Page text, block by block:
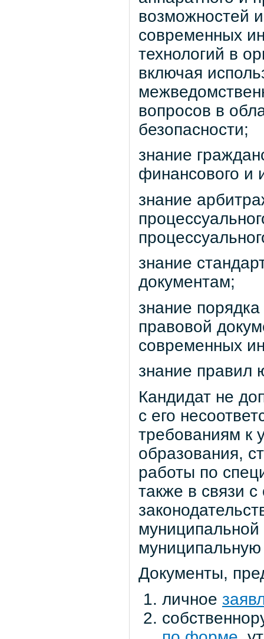
возможностей
современных
технологий в
включая
вопросов в
безопасности;
знание
финансового и
знание
знание
документам;
знание
правовой
современных
знание правил
Кандидат не
с его
требованиям к
образования,
работы по
также в связи
Документы,
личное